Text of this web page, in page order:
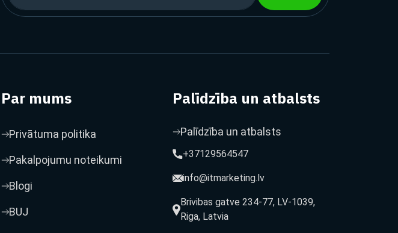
Par mums
Privātuma politika
Pakalpojumu noteikumi
Blogi
BUJ
Palīdzība un atbalsts
Palīdzība un atbalsts
+37129564547
info@itmarketing.lv
Brivibas gatve 234-77, LV-1039,
Riga, Latvia